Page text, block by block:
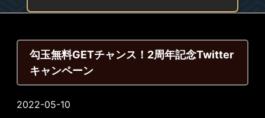
勾玉無料GETチャンス！2周年記念Twitter
キャンペーン
2022-05-10